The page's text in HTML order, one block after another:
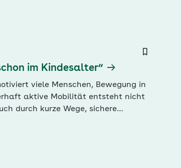
im Kindesalter“
viele Menschen, Bewegung in
aktive Mobilität entsteht nicht
durch kurze Wege, sichere
unserer…